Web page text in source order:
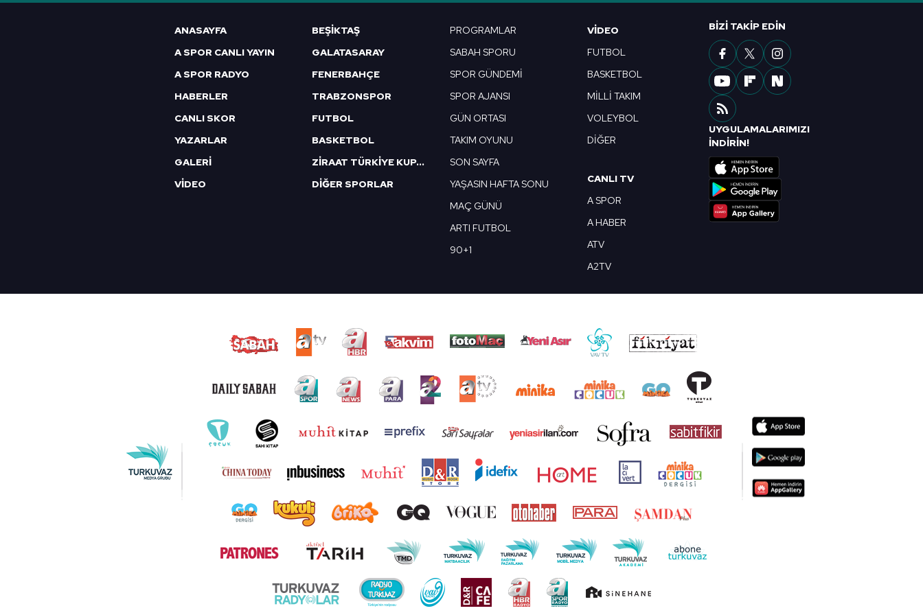
mevzuata uygun olarak kullanılan çerezlerle ilgili bilgi almak için lütfentıklayınız
ANASAYFA
A SPOR CANLI YAYIN
A SPOR RADYO
HABERLER
CANLI SKOR
YAZARLAR
GALERİ
VİDEO
BEŞİKTAŞ
GALATASARAY
FENERBAHÇE
TRABZONSPOR
FUTBOL
BASKETBOL
ZİRAAT TÜRKİYE KUPASI
DİĞER SPORLAR
PROGRAMLAR
SABAH SPORU
SPOR GÜNDEMİ
SPOR AJANSI
GÜN ORTASI
TAKIM OYUNU
SON SAYFA
YAŞASIN HAFTA SONU
MAÇ GÜNÜ
ARTI FUTBOL
90+1
VIDEO
FUTBOL
BASKETBOL
MİLLİ TAKIM
VOLEYBOL
DİĞER
CANLI TV
A SPOR
A HABER
ATV
A2TV
BIZI TAKIP EDIN
UYGULAMALARIMIZI
İNDİRİN!